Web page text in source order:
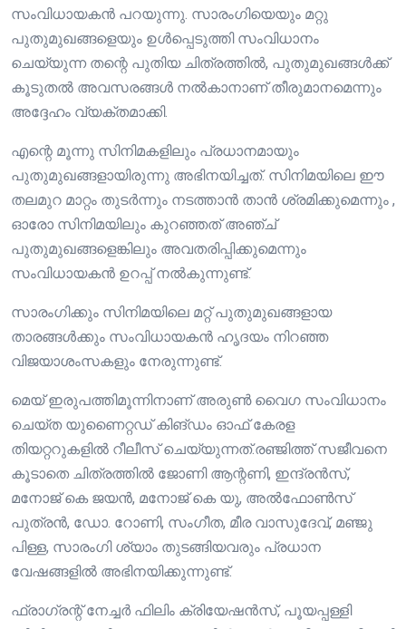
സംവിധായകൻ പറയുന്നു. സാരംഗിയെയും മറ്റു
പുതുമുഖങ്ങളെയും ഉൾപ്പെടുത്തി സംവിധാനം
ചെയ്യുന്ന തന്റെ പുതിയ ചിത്രത്തിൽ, പുതുമുഖങ്ങൾക്ക്
കൂടുതൽ അവസരങ്ങൾ നൽകാനാണ് തീരുമാനമെന്നും
അദ്ദേഹം വ്യക്തമാക്കി.
എന്റെ മൂന്നു സിനിമകളിലും പ്രധാനമായും
പുതുമുഖങ്ങളായിരുന്നു അഭിനയിച്ചത്. സിനിമയിലെ ഈ
തലമുറ മാറ്റം തുടർന്നും നടത്താൻ താൻ ശ്രമിക്കുമെന്നും ,
ഓരോ സിനിമയിലും കുറഞ്ഞത് അഞ്ച്
പുതുമുഖങ്ങളെങ്കിലും അവതരിപ്പിക്കുമെന്നും
സംവിധായകൻ ഉറപ്പ് നൽകുന്നുണ്ട്.
സാരംഗിക്കും സിനിമയിലെ മറ്റ് പുതുമുഖങ്ങളായ
താരങ്ങൾക്കും സംവിധായകൻ ഹൃദയം നിറഞ്ഞ
വിജയാശംസകളും നേരുന്നുണ്ട്.
മെയ് ഇരുപത്തിമൂന്നിനാണ് അരുൺ വൈഗ സംവിധാനം
ചെയ്ത യുണൈറ്റഡ് കിങ്ഡം ഓഫ് കേരള
തിയറ്ററുകളിൽ റീലീസ് ചെയ്യുന്നത്.രഞ്ജിത്ത് സജീവനെ
കൂടാതെ ചിത്രത്തിൽ ജോണി ആന്റണി, ഇന്ദ്രൻസ്,
മനോജ് കെ ജയൻ, മനോജ് കെ യു, അൽഫോൺസ്
പുത്രൻ, ഡോ. റോണി, സംഗീത, മീര വാസുദേവ്, മഞ്ജു
പിള്ള, സാരംഗി ശ്യാം തുടങ്ങിയവരും പ്രധാന
വേഷങ്ങളിൽ അഭിനയിക്കുന്നുണ്ട്.
ഫ്രാഗ്രന്റ് നേച്ചർ ഫിലിം ക്രിയേഷൻസ്, പൂയപ്പള്ളി